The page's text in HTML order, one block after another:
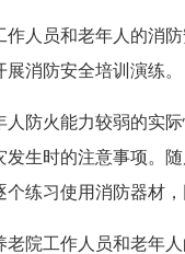
员和老年人的消防
消防安全培训演练。
火能力较弱的实际
发生时的注意事项。
练习使用消防器材
工作人员和老年人